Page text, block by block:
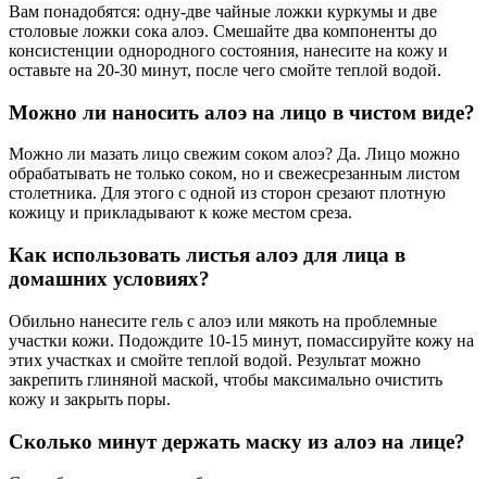
Вам понадобятся: одну-две чайные ложки куркумы и две
столовые ложки сока алоэ. Смешайте два компоненты до
консистенции однородного состояния, нанесите на кожу и
оставьте на 20-30 минут, после чего смойте теплой водой.
Можно ли наносить алоэ на лицо в чистом виде?
Можно ли мазать лицо свежим соком алоэ? Да. Лицо можно
обрабатывать не только соком, но и свежесрезанным листом
столетника. Для этого с одной из сторон срезают плотную
кожицу и прикладывают к коже местом среза.
Как использовать листья алоэ для лица в
домашних условиях?
Обильно нанесите гель с алоэ или мякоть на проблемные
участки кожи. Подождите 10-15 минут, помассируйте кожу на
этих участках и смойте теплой водой. Результат можно
закрепить глиняной маской, чтобы максимально очистить
кожу и закрыть поры.
Сколько минут держать маску из алоэ на лице?